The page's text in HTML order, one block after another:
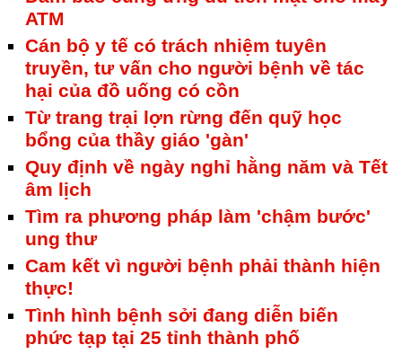
ATM
Cán bộ y tế có trách nhiệm tuyên
truyền, tư vấn cho người bệnh về tác
hại của đồ uống có cồn
Từ trang trại lợn rừng đến quỹ học
bổng của thầy giáo 'gàn'
Quy định về ngày nghỉ hằng năm và Tết
âm lịch
Tìm ra phương pháp làm 'chậm bước'
ung thư
Cam kết vì người bệnh phải thành hiện
thực!
Tình hình bệnh sởi đang diễn biến
phức tạp tại 25 tỉnh thành phố